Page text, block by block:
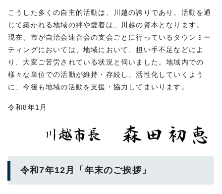
こうした多くの自主的活動は、川越の誇りであり、活動を通
じて築かれる地域の絆や愛着は、川越の資本となります。
現在、市が自治会連合会の支会ごとに行っているタウンミー
ティングにおいては、地域において、担い手不足などによ
り、大変ご苦労されている状況と伺いました。地域内での
様々な単位での活動が維持・存続し、活性化していくよう
に、今後も地域の活動を支援・協力してまいります。
令和8年1月
令和7年12月「年末のご挨拶」